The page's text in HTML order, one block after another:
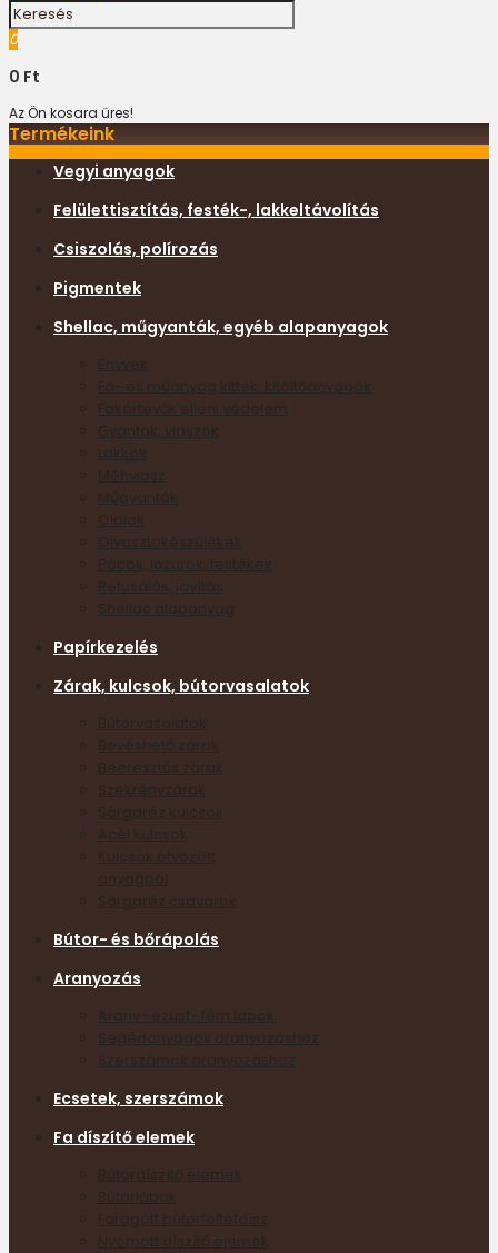
0
0 Ft
Az Ön kosara üres!
Termékeink
Vegyi anyagok
Felülettisztítás, festék-, lakkeltávolítás
Csiszolás, polírozás
Pigmentek
Shellac, műgyanták, egyéb alapanyagok
Enyvek
Fa- és műanyag kittek, kitöltőanyagok
Fakártevők elleni védelem
Gyanták, viaszok
Lakkok
Méhviasz
Műgyanták
Olajok
Olvasztókészülékek
Pácok, lazúrok, festékek
Retusálás, javítás
Papírkezelés
Zárak, kulcsok, bútorvasalatok
Bútorvasalatok
Bevéshető zárak
Beeresztős zárak
Szekrényzárak
Sárgaréz kulcsok
Acél kulcsok
Kulcsok ötvözött
Sárgaréz csavarok
Bútor- és bőrápolás
Aranyozás
Arany- ezüst- fém lapok
Segédanyagok aranyozáshoz
Szerszámok aranyozáshoz
Ecsetek, szerszámok
Fa díszítő elemek
Bútordíszítő elemek
Bútorlábak
Faragott bútorfeltétdísz
Nyomott díszítő elemek